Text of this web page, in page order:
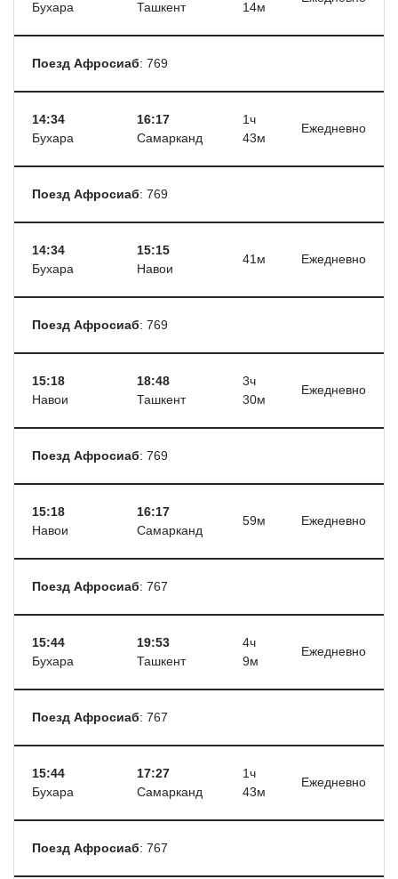
Бухара Ташкент 14м
Поезд Афросиаб: 769
14:34
Бухара
16:17
Самарканд
1ч
43м
Ежедневно
Поезд Афросиаб: 769
14:34
Бухара
15:15
Навои
41м Ежедневно
Поезд Афросиаб: 769
15:18
Навои
18:48
Ташкент
3ч
30м
Ежедневно
Поезд Афросиаб: 769
15:18
Навои
16:17
Самарканд
59м Ежедневно
Поезд Афросиаб: 767
15:44
Бухара
19:53
Ташкент
4ч
9м
Ежедневно
Поезд Афросиаб: 767
15:44
Бухара
17:27
Самарканд
1ч
43м
Ежедневно
Поезд Афросиаб: 767